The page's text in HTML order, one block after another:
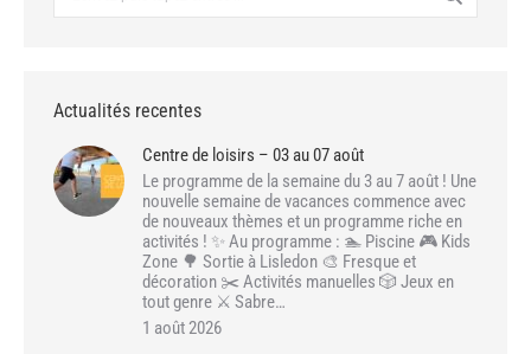
Actualités recentes
Centre de loisirs – 03 au 07 août
Le programme de la semaine du 3 au 7 août ! Une
nouvelle semaine de vacances commence avec
de nouveaux thèmes et un programme riche en
activités ! ✨ Au programme : 🏊 Piscine 🎮 Kids
Zone 🌳 Sortie à Lisledon 🎨 Fresque et
décoration ✂️ Activités manuelles 🎲 Jeux en
tout genre ⚔️ Sabre…
1 août 2026